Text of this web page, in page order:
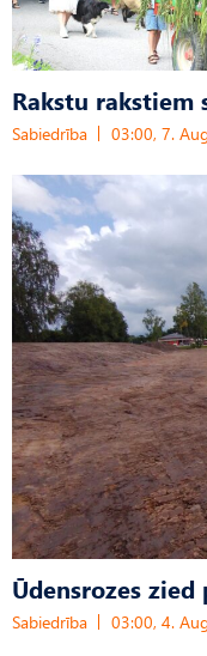
Rakstu rakstiem
Sabiedrība 03:00, 7.
Ūdensrozes
Sabiedrība 03:00, 4.